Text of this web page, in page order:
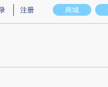
实意图存在偏差。不代表财新观点
商城
注册